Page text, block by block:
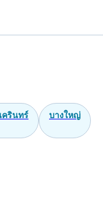
รินทร์ บางใหญ่